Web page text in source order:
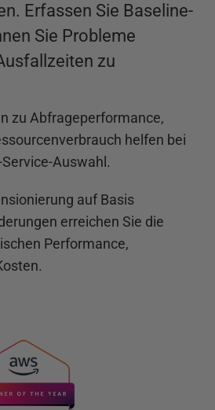
Erfassen Sie Baseline-
Sie Probleme
zu
zu Abfrageperformance,
helfen bei
Auswahl.
auf Basis
erreichen Sie die
Performance,